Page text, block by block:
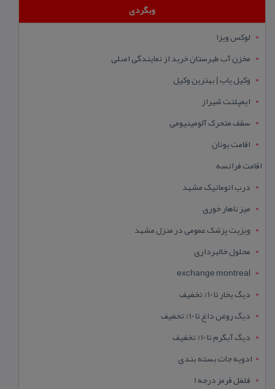
وبگردی
لوکس ویزا
مخزن آب طبرستان خرید از نمایندگی اصلی
وکیل یاب | بهترین وکیل
ایمپلنت شیراز
سقف متحرک آلومینیومی
اقامت یونان
اقامت فرانسه
درب اتوماتیک مشهد
میز ناهار خوری
ویزیت پزشک عمومی در منزل مشهد
محلول خالبرداری
exchange montreal
دیگ بخار تا 10% تخفیف
دیگ روغن داغ تا 10% تخفیف
دیگ آبگرم تا 10% تخفیف
ادویه جات بسته بندی
فلفل قرمز درجه 1